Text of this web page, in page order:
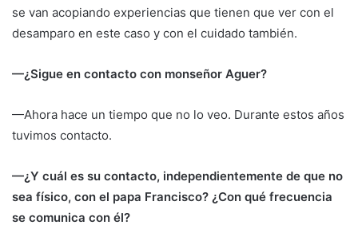
se van acopiando experiencias que tienen que ver con el
desamparo en este caso y con el cuidado también.
—¿Sigue en contacto con monseñor Aguer?
—Ahora hace un tiempo que no lo veo. Durante estos años
tuvimos contacto.
—¿Y cuál es su contacto, independientemente de que no
sea físico, con el papa Francisco? ¿Con qué frecuencia
se comunica con él?